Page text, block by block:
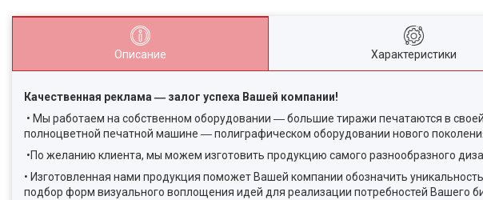
Описание Характеристики
Качественная реклама ― залог успеха Вашей компании!
• Мы работаем на собственном оборудовании ― большие тиражи печатаются в
полноцветной печатной машине ― полиграфическом оборудовании нового
•По желанию клиента, мы можем изготовить продукцию самого разнообразного
• Изготовленная нами продукция поможет Вашей компании обозначить
подбор форм визуального воплощения идей для реализации потребностей Вашего